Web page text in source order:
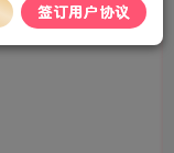
签订用户协议